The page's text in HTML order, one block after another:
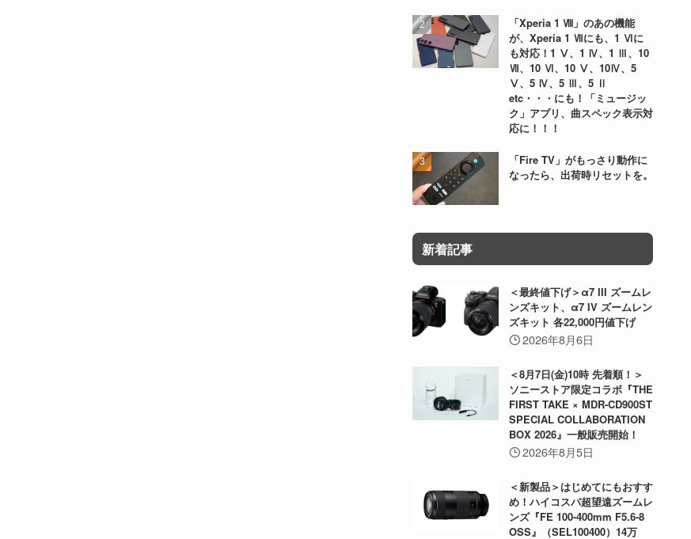
「Xperia 1 Ⅷ」のあの機能
が、Xperia 1 Ⅶにも、1 Ⅵに
も対応！1 Ⅴ、1 Ⅳ、1 Ⅲ、10
Ⅶ、10 Ⅵ、10 Ⅴ、10Ⅳ、5
Ⅴ、5 Ⅳ、5 Ⅲ、5 Ⅱ
etc・・・にも！「ミュージッ
ク」アプリ、曲スペック表示対
応に！！！
「Fire TV」がもっさり動作に
なったら、出荷時リセットを。
新着記事
＜最終値下げ＞α7 III ズームレ
ンズキット、α7 IV ズームレン
ズキット 各22,000円値下げ
2026年8月6日
＜8月7日(金)10時 先着順！＞
ソニーストア限定コラボ『THE
FIRST TAKE × MDR-CD900ST
SPECIAL COLLABORATION
BOX 2026』一般販売開始！
2026年8月5日
＜新製品＞はじめてにもおすす
め！ハイコスパ超望遠ズームレ
ンズ『FE 100-400mm F5.6-8
OSS』（SEL100400）14万